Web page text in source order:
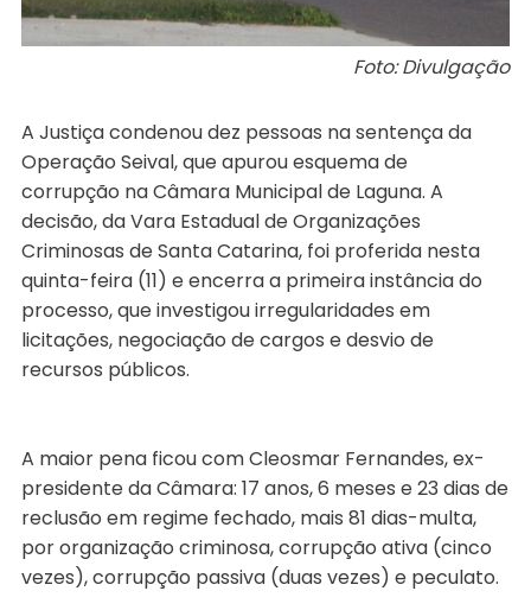
Foto: Divulgação
A Justiça condenou dez pessoas na sentença da
Operação Seival, que apurou esquema de
corrupção na Câmara Municipal de Laguna. A
decisão, da Vara Estadual de Organizações
Criminosas de Santa Catarina, foi proferida nesta
quinta-feira (11) e encerra a primeira instância do
processo, que investigou irregularidades em
licitações, negociação de cargos e desvio de
recursos públicos.
A maior pena ficou com Cleosmar Fernandes, ex-
presidente da Câmara: 17 anos, 6 meses e 23 dias de
reclusão em regime fechado, mais 81 dias-multa,
por organização criminosa, corrupção ativa (cinco
vezes), corrupção passiva (duas vezes) e peculato.